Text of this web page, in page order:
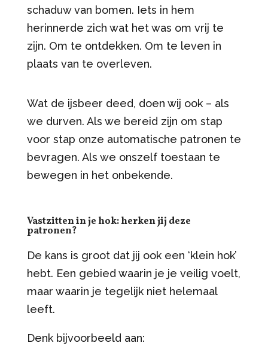
schaduw van bomen. Iets in hem
herinnerde zich wat het was om vrij te
zijn. Om te ontdekken. Om te leven in
plaats van te overleven.
Wat de ijsbeer deed, doen wij ook – als
we durven. Als we bereid zijn om stap
voor stap onze automatische patronen te
bevragen. Als we onszelf toestaan te
bewegen in het onbekende.
Vastzitten in je hok: herken jij deze
patronen?
De kans is groot dat jij ook een ‘klein hok’
hebt. Een gebied waarin je je veilig voelt,
maar waarin je tegelijk niet helemaal
leeft.
Denk bijvoorbeeld aan: